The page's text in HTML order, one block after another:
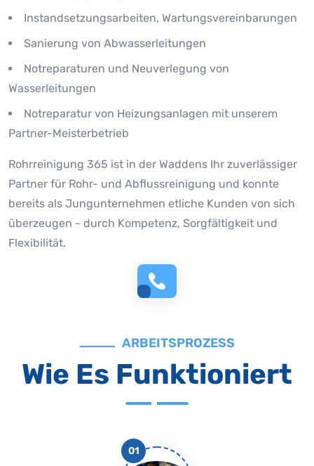
Instandsetzungsarbeiten, Wartungsvereinbarungen
Sanierung von Abwasserleitungen
Notreparaturen und Neuverlegung von
Wasserleitungen
Notreparatur von Heizungsanlagen mit unserem
Partner-Meisterbetrieb
Rohrreinigung 365 ist in der Waddens Ihr zuverlässiger
Partner für Rohr- und Abflussreinigung und konnte
bereits als Jungunternehmen etliche Kunden von sich
überzeugen - durch Kompetenz, Sorgfältigkeit und
Flexibilität.
ARBEITSPROZESS
Wie Es Funktioniert
01